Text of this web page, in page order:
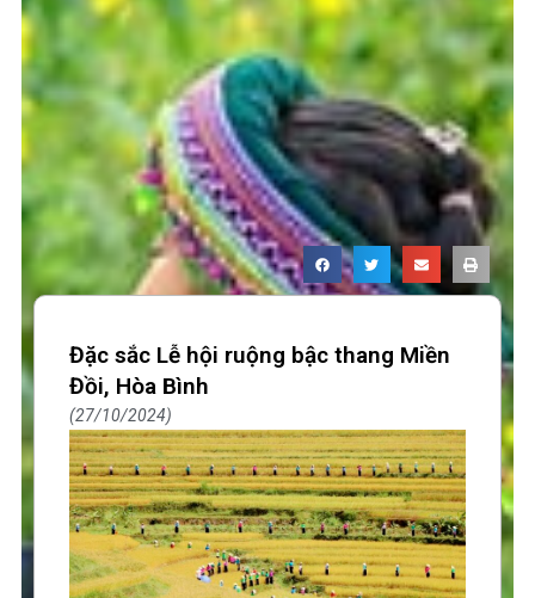
Đặc sắc Lễ hội ruộng bậc thang Miền
Đồi, Hòa Bình
27/10/2024